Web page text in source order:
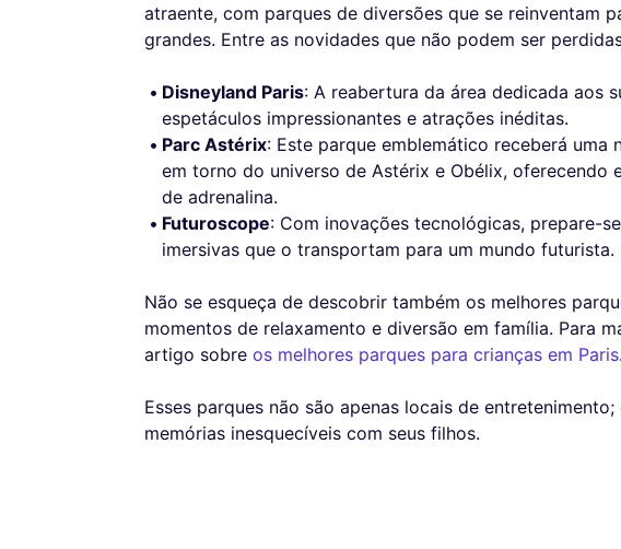
atraente, com parques de diversões que se reinventam
grandes. Entre as novidades que não podem ser
Disneyland Paris: A reabertura da área dedicada aos
espetáculos impressionantes e atrações inéditas.
Parc Astérix: Este parque emblemático receberá uma
em torno do universo de Astérix e Obélix, oferecendo
de adrenalina.
Futuroscope: Com inovações tecnológicas, prepare-
imersivas que o transportam para um mundo futurista.
Não se esqueça de descobrir também os melhores
momentos de relaxamento e diversão em família. Para
artigo sobre os melhores parques para crianças em Paris.
Esses parques não são apenas locais de
memórias inesquecíveis com seus filhos.